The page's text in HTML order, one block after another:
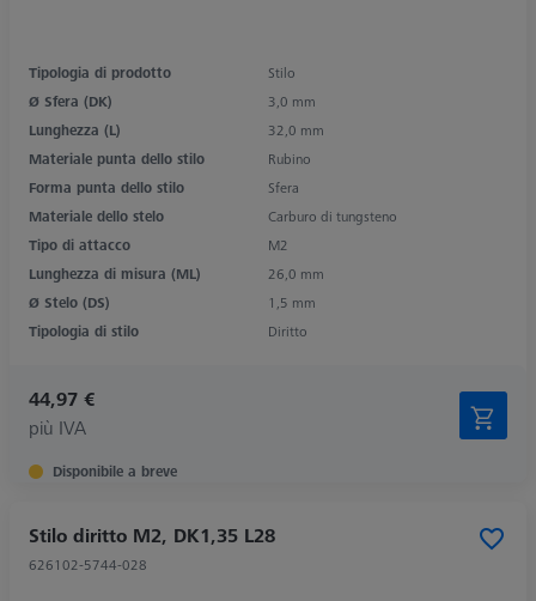
Tipologia di prodotto
Stilo
Ø Sfera (DK)
3,0 mm
Lunghezza (L)
32,0 mm
Materiale punta dello stilo
Rubino
Forma punta dello stilo
Sfera
Materiale dello stelo
Carburo di tungsteno
Tipo di attacco
M2
Lunghezza di misura (ML)
26,0 mm
Ø Stelo (DS)
1,5 mm
Tipologia di stilo
Diritto
44,97 €
più IVA
Disponibile a breve
Stilo diritto M2, DK1,35 L28
626102-5744-028